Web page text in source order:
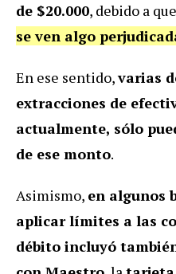
de $20.000, debido a
se ven algo
En ese sentido,varias
extracciones de
actualmente, sólo
de ese monto.
Asimismo, en algunos
aplicar límites a las
débito incluyó